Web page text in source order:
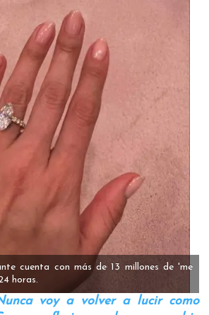
cuenta con más de 13 millones de 'me
horas.
voy a volver a lucir como